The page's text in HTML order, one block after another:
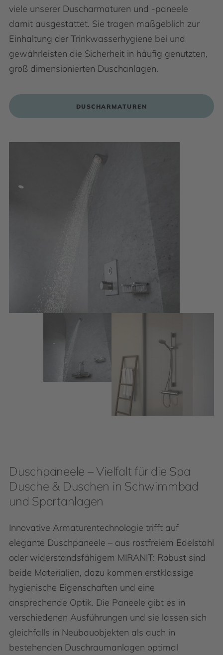
viele unserer Duscharmaturen und -paneele
damit ausgestattet. Sie tragen maßgeblich zur
Einhaltung der Trinkwasserhygiene bei und
gewährleisten die Sicherheit in häufig genutzten,
groß dimensionierten Duschanlagen.
DUSCHARMATUREN
Duschpaneele – Vielfalt für die Spa
Dusche & Duschen in Schwimmbad
und Sportanlagen
Innovative Armaturentechnologie trifft auf
elegante Duschpaneele – aus rostfreiem Edelstahl
oder widerstandsfähigem MIRANIT: Robust sind
beide Materialien, dazu kommen erstklassige
hygienische Eigenschaften und eine
ansprechende Optik. Die Paneele gibt es in
verschiedenen Ausführungen und sie lassen sich
gleichfalls in Neubauobjekten als auch in
bestehenden Duschraumanlagen optimal